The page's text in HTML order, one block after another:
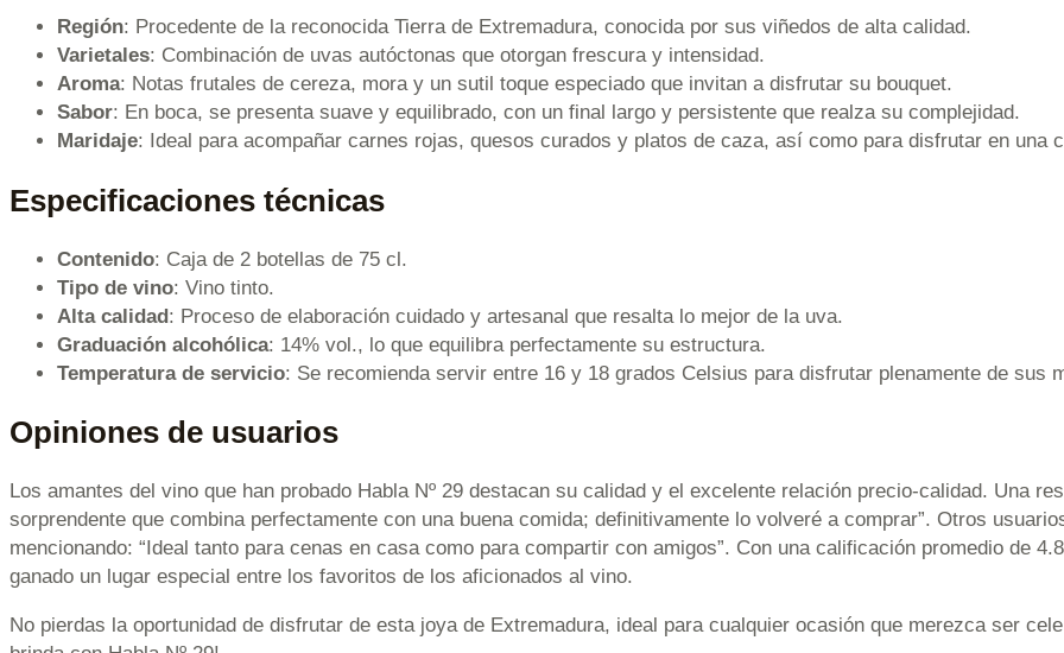
Región: Procedente de la reconocida Tierra de Extremadura, conocida por sus viñedos de alta calidad.
Varietales: Combinación de uvas autóctonas que otorgan frescura y intensidad.
Aroma: Notas frutales de cereza, mora y un sutil toque especiado que invitan a disfrutar su bouquet.
Sabor: En boca, se presenta suave y equilibrado, con un final largo y persistente que realza su complejidad.
Maridaje: Ideal para acompañar carnes rojas, quesos curados y platos de caza, así como para disfrutar en una
Especificaciones técnicas
Contenido: Caja de 2 botellas de 75 cl.
Tipo de vino: Vino tinto.
Alta calidad: Proceso de elaboración cuidado y artesanal que resalta lo mejor de la uva.
Graduación alcohólica: 14% vol., lo que equilibra perfectamente su estructura.
Temperatura de servicio: Se recomienda servir entre 16 y 18 grados Celsius para disfrutar plenamente de sus
Opiniones de usuarios
Los amantes del vino que han probado Habla Nº 29 destacan su calidad y el excelente relación precio-calidad. Una
sorprendente que combina perfectamente con una buena comida; definitivamente lo volveré a comprar”. Otros
mencionando: “Ideal tanto para cenas en casa como para compartir con amigos”. Con una calificación promedio de
ganado un lugar especial entre los favoritos de los aficionados al vino.
No pierdas la oportunidad de disfrutar de esta joya de Extremadura, ideal para cualquier ocasión que merezca ser